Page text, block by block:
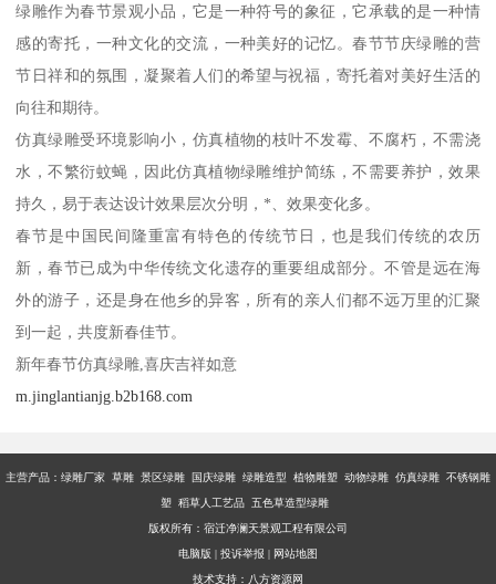
绿雕作为春节景观小品，它是一种符号的象征，它承载的是一种情
感的寄托，一种文化的交流，一种美好的记忆。春节节庆绿雕的营
节日祥和的氛围，凝聚着人们的希望与祝福，寄托着对美好生活的
向往和期待。
仿真绿雕受环境影响小，仿真植物的枝叶不发霉、不腐朽，不需浇
水，不繁衍蚊蝇，因此仿真植物绿雕维护简练，不需要养护，效果
持久，易于表达设计效果层次分明，*、效果变化多。
春节是中国民间隆重富有特色的传统节日，也是我们传统的农历
新，春节已成为中华传统文化遗存的重要组成部分。不管是远在海
外的游子，还是身在他乡的异客，所有的亲人们都不远万里的汇聚
到一起，共度新春佳节。
新年春节仿真绿雕,喜庆吉祥如意
m.jinglantianjg.b2b168.com
主营产品： 绿雕厂家 草雕 景区绿雕 国庆绿雕 绿雕造型 植物雕塑 动物绿雕 仿真绿雕 不锈钢雕
塑 稻草人工艺品 五色草造型绿雕
版权所有：宿迁净澜天景观工程有限公司
电脑版 | 投诉举报 | 网站地图
技术支持： 八方资源网